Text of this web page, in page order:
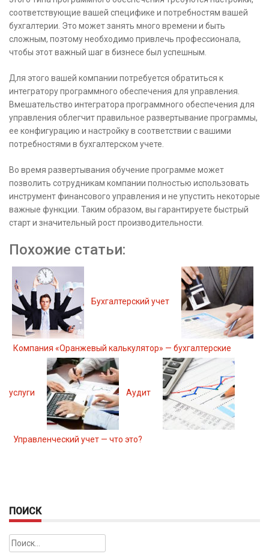
соответствующие вашей специфике и потребностям вашей
бухгалтерии. Это может занять много времени и быть
сложным, поэтому необходимо привлечь профессионала,
чтобы этот важный шаг в бизнесе был успешным.
Для этого вашей компании потребуется обратиться к
интегратору программного обеспечения для управления.
Вмешательство интегратора программного обеспечения для
управления облегчит правильное развертывание программы,
ее конфигурацию и настройку в соответствии с вашими
потребностями в бухгалтерском учете.
Во время развертывания обучение программе может
позволить сотрудникам компании полностью использовать
инструмент финансового управления и не упустить некоторые
важные функции. Таким образом, вы гарантируете быстрый
старт и значительный рост производительности.
Похожие статьи:
Бухгалтерский учет
Компания «Оранжевый калькулятор» — бухгалтерские
услуги Аудит
Управленческий учет — что это?
ПОИСК
Найти: